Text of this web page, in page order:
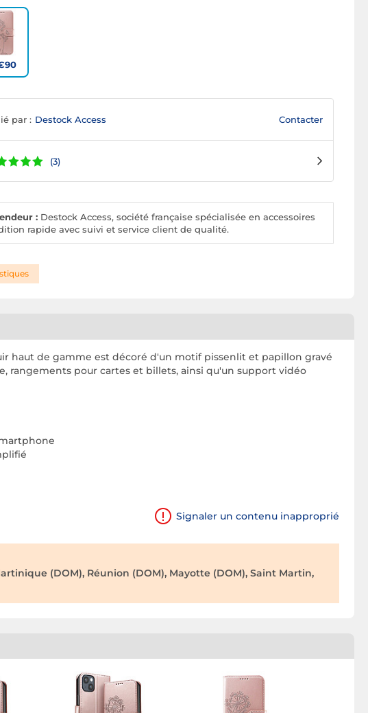
par : Destock Access Contacter
(3)
: Destock Access, société française spécialisée en accessoires
rapide avec suivi et service client de qualité.
haut de gamme est décoré d'un motif pissenlit et papillon gravé
rangements pour cartes et billets, ainsi qu'un support vidéo
Signaler un contenu inapproprié
(DOM), Réunion (DOM), Mayotte (DOM), Saint Martin,